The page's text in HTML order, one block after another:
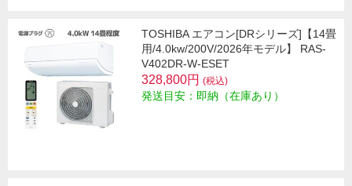
TOSHIBA エアコン[DRシリーズ]【14畳
用/4.0kw/200V/2026年モデル】 RAS-
V402DR-W-ESET
328,800円 (税込)
発送目安：即納（在庫あり）